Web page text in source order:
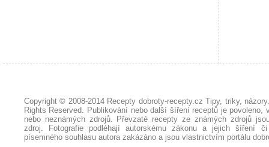
Copyright © 2008-2014 Recepty dobroty-recepty.cz Tipy, triky,
Rights Reserved. Publikování nebo další šíření receptů je povoleno,
nebo neznámých zdrojů. Převzaté recepty ze známých zdrojů
zdroj. Fotografie podléhají autorskému zákonu a jejich šíření
písemného souhlasu autora zakázáno a jsou vlastnictvím portálu